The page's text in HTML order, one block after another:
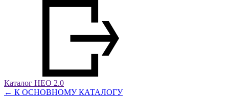
Каталог НЕО 2.0
← К ОСНОВНОМУ КАТАЛОГУ